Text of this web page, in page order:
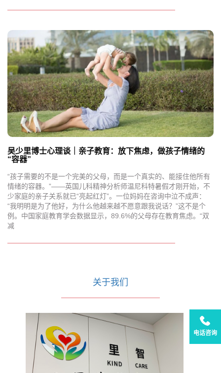
吴少里博士心理谈｜亲子教育：放下焦虑，做孩子情绪的
“容器”
“孩子需要的不是一个完美的父母，而是一个真实的、能接住他所有
情绪的容器。”——英国儿科精神分析师温尼科特暑假才刚开始，不
少家庭的亲子关系就已“亮起红灯”。一位妈妈在咨询中泣不成声：
“我明明是为了他好，为什么他越来越不愿意跟我说话？”这不是个
例。中国家庭教育学会数据显示，89.6%的父母存在教育焦虑。“双
减
关于我们
电话咨询